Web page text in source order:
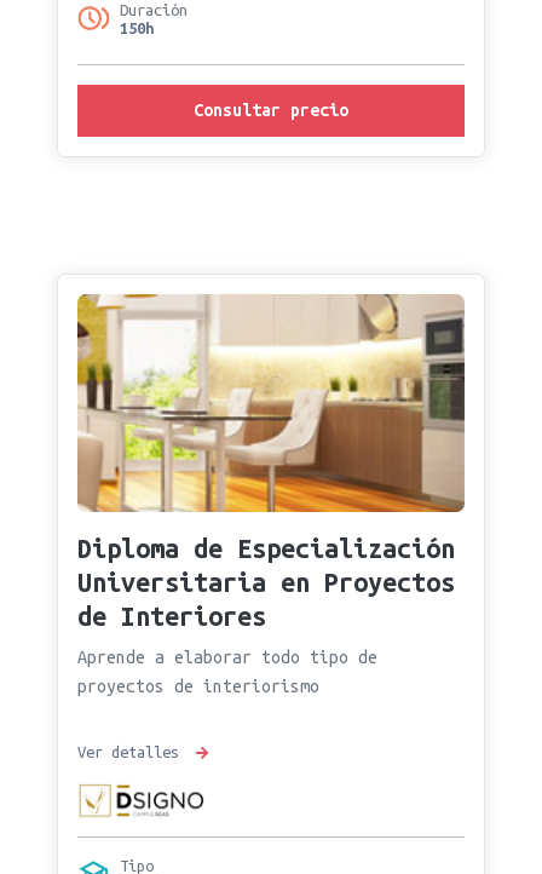
Duración
150h
Consultar precio
Diploma de Especialización
Universitaria en Proyectos
de Interiores
Aprende a elaborar todo tipo de
proyectos de interiorismo
Ver detalles
Tipo